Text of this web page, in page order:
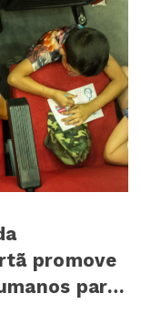
promove
para